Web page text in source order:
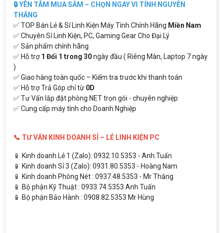
🔒 YÊN TÂM MUA SẮM – CHỌN NGAY VI TÍNH NGUYỄN
THẮNG
✅ TOP Bán Lẻ & Sỉ Linh Kiện Máy Tính Chính Hãng Miền Nam
✅ Chuyên Sỉ Linh Kiện, PC, Gaming Gear Cho Đại Lý
✅ Sản phẩm chính hãng
✅ Hỗ trợ1 Đổi 1 trong 30ngày đầu ( Riêng Màn, Laptop 7 ngày
)
✅ Giao hàng toàn quốc – Kiểm tra trước khi thanh toán
✅ Hỗ trợ Trả Góp chỉ từ 0D
✅ Tư Vấn lắp đặt phòng NET trọn gói - chuyên nghiệp
✅ Cung cấp máy tính cho Doanh Nghiệp
📞 TƯ VẤN KINH DOANH SỈ – LẺ LINH KIỆN PC
📱 Kinh doanh Lẻ 1 (Zalo): 0932.10.5353 - Anh.Tuấn
📱 Kinh doanh Sỉ 3 (Zalo): 0931.80.5353 - Hoàng Nam
📱 Kinh doanh Phòng Nét : 0937.48.5353 - Mr Thắng
📱 Bộ phận Kỹ Thuật : 0933.74.5353 Anh Tuấn
📱 Bộ phận Bảo Hành : 0908.82.5353 Mr Hùng